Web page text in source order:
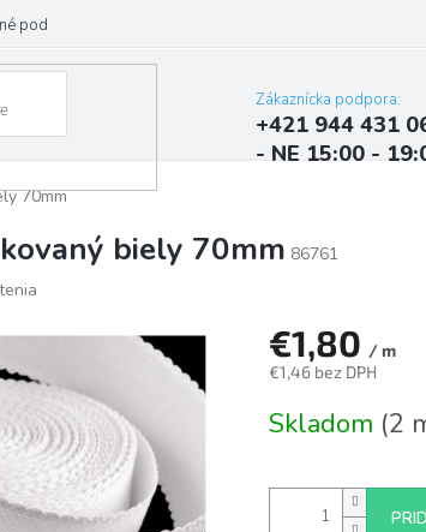
podmienky
Zákaznícka podpora:
+421 944 431
- NE 15:00 -
70mm
biely 70mm 86761
€1,80 / m
€1,46 bez DPH
cena:
Skladom (2